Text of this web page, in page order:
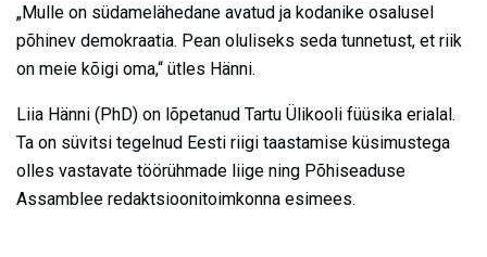
„Mulle on südamelähedane avatud ja kodanike osalusel
põhinev demokraatia. Pean oluliseks seda tunnetust, et riik
on meie kõigi oma,“ ütles Hänni.
Liia Hänni (PhD) on lõpetanud Tartu Ülikooli füüsika erialal.
Ta on süvitsi tegelnud Eesti riigi taastamise küsimustega
olles vastavate töörühmade liige ning Põhiseaduse
Assamblee redaktsioonitoimkonna esimees.